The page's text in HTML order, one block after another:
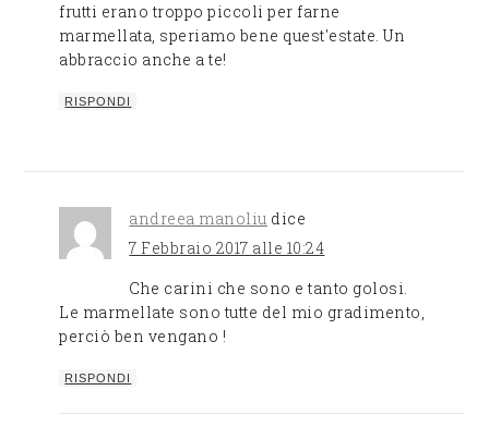
frutti erano troppo piccoli per farne
marmellata, speriamo bene quest'estate. Un
abbraccio anche a te!
RISPONDI
andreea manoliu dice
7 Febbraio 2017 alle 10:24
Che carini che sono e tanto golosi.
Le marmellate sono tutte del mio gradimento,
perciò ben vengano !
RISPONDI